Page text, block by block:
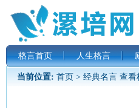
格言首页 人生格言
当前位置: 首页 > 经典名言 查看